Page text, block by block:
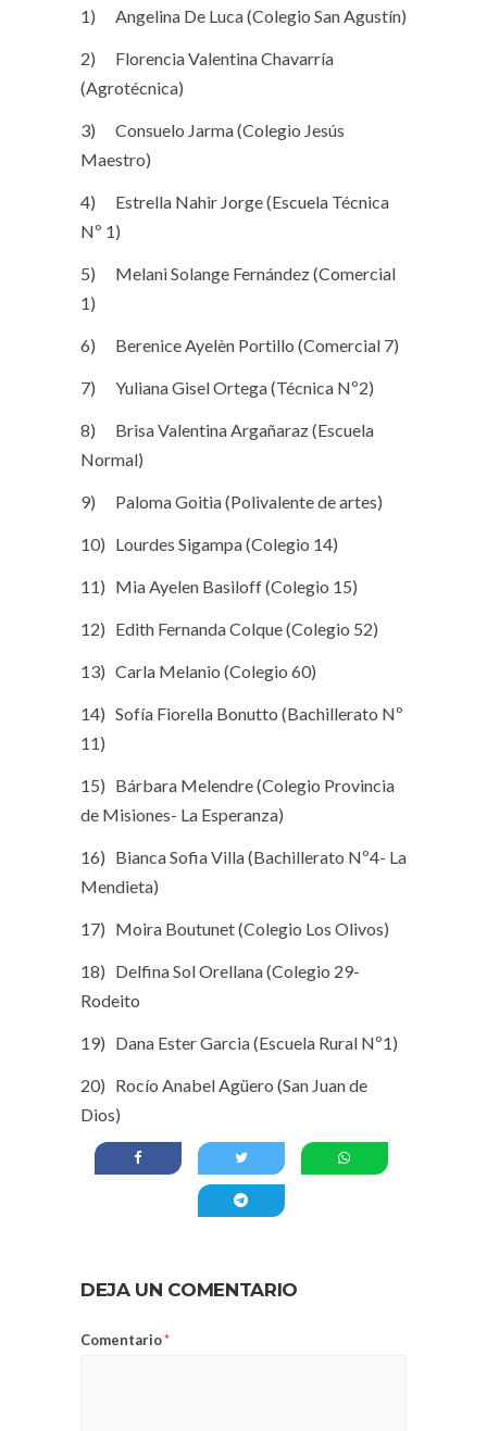
1) Angelina De Luca (Colegio San Agustín)
2) Florencia Valentina Chavarría
(Agrotécnica)
3) Consuelo Jarma (Colegio Jesús
Maestro)
4) Estrella Nahir Jorge (Escuela Técnica
Nº 1)
5) Melani Solange Fernández (Comercial
1)
6) Berenice Ayelèn Portillo (Comercial 7)
7) Yuliana Gisel Ortega (Técnica Nº2)
8) Brisa Valentina Argañaraz (Escuela
Normal)
9) Paloma Goitia (Polivalente de artes)
10) Lourdes Sigampa (Colegio 14)
11) Mia Ayelen Basiloff (Colegio 15)
12) Edith Fernanda Colque (Colegio 52)
13) Carla Melanio (Colegio 60)
14) Sofía Fiorella Bonutto (Bachillerato Nº
11)
15) Bárbara Melendre (Colegio Provincia
de Misiones- La Esperanza)
16) Bianca Sofia Villa (Bachillerato Nº4- La
Mendieta)
17) Moira Boutunet (Colegio Los Olivos)
18) Delfina Sol Orellana (Colegio 29-
Rodeito
19) Dana Ester Garcia (Escuela Rural Nº1)
20) Rocío Anabel Agüero (San Juan de
Dios)
DEJA UN COMENTARIO
Comentario*